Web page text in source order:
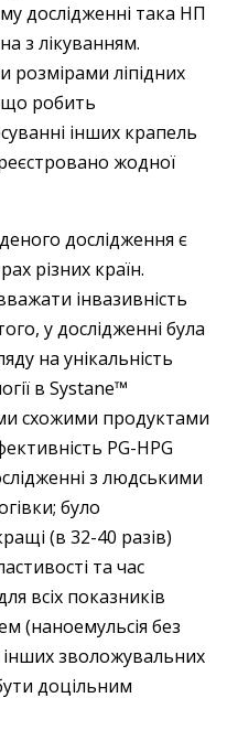
дослідженні така НП
з лікуванням.
­ліпідних
що робить
інших крапель
жодної
дослідження є
різних країн.
інвазивність
у дослідженні була
на унікальність
в Systane™
схожими продуктами
PG-HPG
з людськими
було
(в 32-40 разів)
та час
всіх показників
(наноемульсія без
інших зволожувальних
доцільним